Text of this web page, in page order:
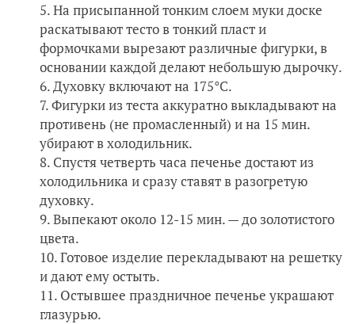
На присыпанной тонким слоем муки доске
раскатывают тесто в тонкий пласт и
формочками вырезают различные фигурки, в
основании каждой делают небольшую дырочку.
Духовку включают на 175°С.
Фигурки из теста аккуратно выкладывают на
противень (не промасленный) и на 15 мин.
убирают в холодильник.
Спустя четверть часа печенье достают из
холодильника и сразу ставят в разогретую
духовку.
Выпекают около 12-15 мин. — до золотистого
цвета.
Готовое изделие перекладывают на решетку
и дают ему остыть.
Остывшее праздничное печенье украшают
глазурью.